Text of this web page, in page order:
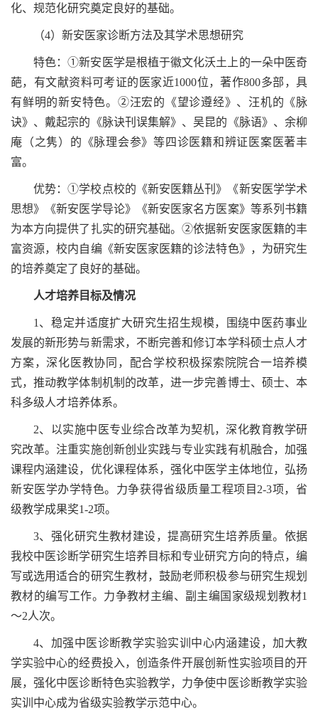
化、规范化研究奠定良好的基础。
（4）新安医家诊断方法及其学术思想研究
特色：①新安医学是根植于徽文化沃土上的一朵中医奇
葩，有文献资料可考证的医家近1000位，著作800多部，具
有鲜明的新安特色。②汪宏的《望诊遵经》、汪机的《脉
诀》、戴起宗的《脉诀刊误集解》、吴昆的《脉语》、余柳
庵（之隽）的《脉理会参》等四诊医籍和辨证医案医著丰
富。
优势：①学校点校的《新安医籍丛刊》《新安医学学术
思想》《新安医学导论》《新安医家名方医案》等系列书籍
为本方向提供了扎实的研究基础。②依据新安医家医籍的丰
富资源，校内自编《新安医家医籍的诊法特色》，为研究生
的培养奠定了良好的基础。
人才培养目标及情况
1、­稳定并适度扩大研究生招生规模，围绕中医药事业
发展的新形势与新需求，不断完善和修订本学科硕士点人才
方案，深化医教协同，配合学校积极探索院院合一培养模
式，推动教学体制机制的改革，进一步完善博士、硕士、本
科多级人才培养体系。
2、以实施中医专业综合改革为契机，深化教育教学研
究改革。注重实施创新创业实践与专业实践有机融合，加强
课程内涵建设，优化课程体系，强化中医学主体地位，弘扬
新安医学办学特色。力争获得省级质量工程项目2-3项，省
级教学成果奖1-2项。
3、强化研究生教材建设，提高研究生培养质量。依据
我校中医诊断学研究生培养目标和专业研究方向的特点，编
写或选用适合的研究生教材，鼓励老师积极参与研究生规划
教材的编写工作。力争教材主编、副主编国家级规划教材1
～2人次。
4、加强中医诊断教学实验实训中心内涵建设，加大教
学实验中心的经费投入，创造条件开展创新性实验项目的开
展，强化中医诊断特色实验教学，力争使中医诊断教学实验
实训中心成为省级实验教学示范中心。